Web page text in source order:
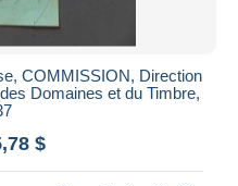
COMMISSION, Direction
Domaines et du Timbre,
$